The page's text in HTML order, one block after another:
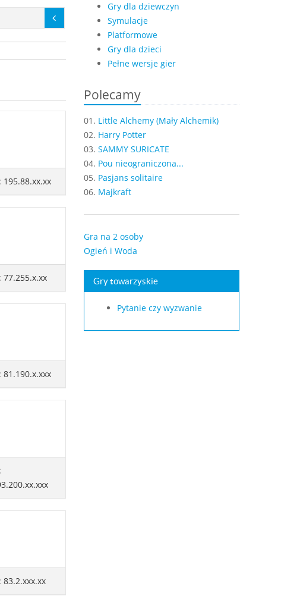
195.88.xx.xx
77.255.x.xx
81.190.x.xxx
83.2.xxx.xx
Gry dla dziewczyn
Symulacje
Platformowe
Gry dla dzieci
Pełne wersje gier
Polecamy
01. Little Alchemy (Mały Alchemik)
02. Harry Potter
03. SAMMY SURICATE
04. Pou nieograniczona...
05. Pasjans solitaire
06. Majkraft
Gra na 2 osoby
Ogień i Woda
Gry towarzyskie
Pytanie czy wyzwanie